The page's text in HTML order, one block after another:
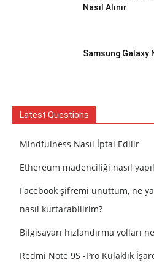
Nasıl Alınır
Samsung
Latest Questions
Mindfulness Nasıl İptal Edilir
Ethereum madenciliği nasıl
Facebook şifremi unuttum, ne
nasıl kurtarabilirim?
Bilgisayarı hızlandırma yolları
Redmi Note 9S -Pro Kulaklık